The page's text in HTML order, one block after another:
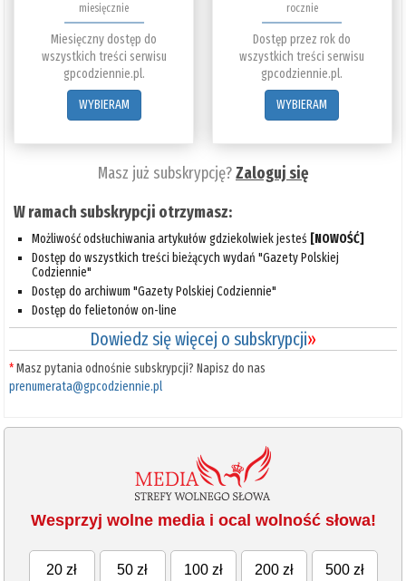
miesięcznie
Miesięczny dostęp do
wszystkich treści serwisu
gpcodziennie.pl.
WYBIERAM
rocznie
Dostęp przez rok do
wszystkich treści serwisu
gpcodziennie.pl.
WYBIERAM
Masz już subskrypcję?Zaloguj się
W ramach subskrypcji otrzymasz:
Możliwość odsłuchiwania artykułów gdziekolwiek jesteś [NOWOŚĆ]
Dostęp do wszystkich treści bieżących wydań "Gazety Polskiej
Codziennie"
Dostęp do archiwum "Gazety Polskiej Codziennie"
Dostęp do felietonów on-line
Dowiedz się więcej o subskrypcji»
*Masz pytania odnośnie subskrypcji? Napisz do nas
prenumerata@gpcodziennie.pl
Wesprzyj wolne media i ocal wolność słowa!
20 zł 50 zł 100 zł 200 zł 500 zł